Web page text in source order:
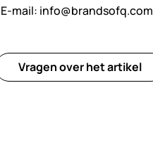
E-mail: info@brandsofq.com
Vragen over het artikel